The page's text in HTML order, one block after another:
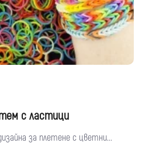
с ластици
за плетене с цветни...